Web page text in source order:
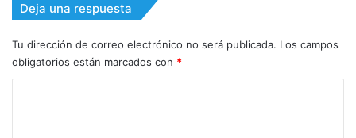
Deja una respuesta
Tu dirección de correo electrónico no será publicada. Los campos
obligatorios están marcados con *